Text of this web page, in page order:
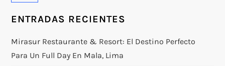
ENTRADAS RECIENTES
Mirasur Restaurante & Resort: El Destino Perfecto
Para Un Full Day En Mala, Lima